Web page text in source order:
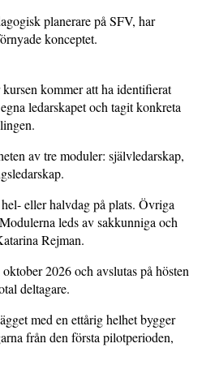
planerare på SFV, har
konceptet.
kommer att ha identifierat
ledar­skapet och tagit konkreta
av tre moduler: självledarskap,
eller halvdag på plats. Övriga
leds av sakkunniga och
Rejman.
2026 och avslutas på hösten
deltagare.
med en ettårig helhet bygger
från den första pilotperioden,